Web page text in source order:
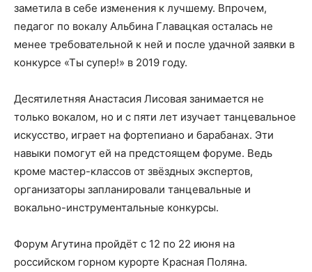
заметила в себе изменения к лучшему. Впрочем,
педагог по вокалу Альбина Главацкая осталась не
менее требовательной к ней и после удачной заявки в
конкурсе «Ты супер!» в 2019 году.
Десятилетняя Анастасия Лисовая занимается не
только вокалом, но и с пяти лет изучает танцевальное
искусство, играет на фортепиано и барабанах. Эти
навыки помогут ей на предстоящем форуме. Ведь
кроме мастер-классов от звёздных экспертов,
организаторы запланировали танцевальные и
вокально-инструментальные конкурсы.
Форум Агутина пройдёт с 12 по 22 июня на
российском горном курорте Красная Поляна.